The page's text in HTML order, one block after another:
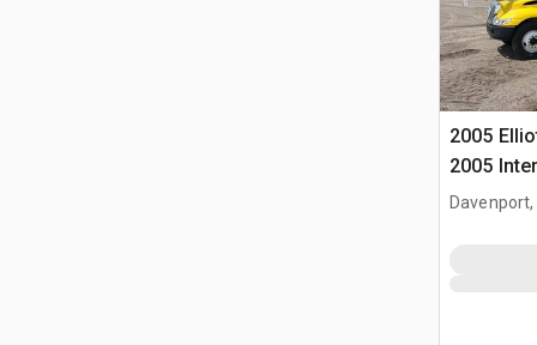
2005
2005
Camion
Davenport,